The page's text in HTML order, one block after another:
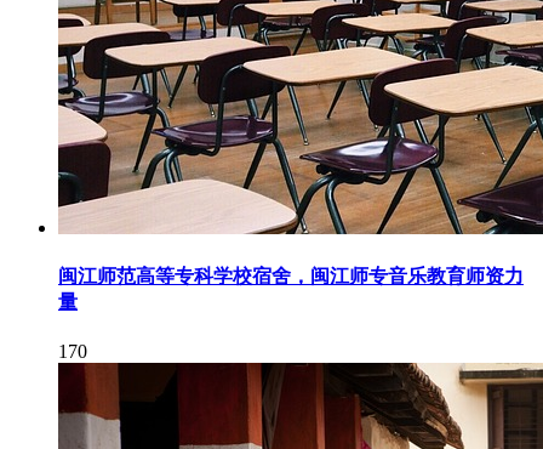
闽江师范高等专科学校宿舍，闽江师专音乐教育师资力
量
170